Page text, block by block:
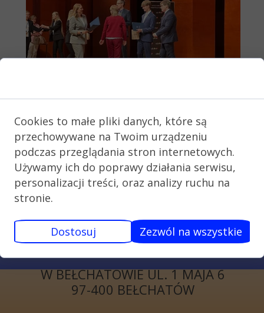
KONTAKT
I LICEUM
OGÓLNOKSZTAŁCĄCE
W BEŁCHATOWIE UL. 1 MAJA 6
97-400 BEŁCHATÓW
Cookies to małe pliki danych, które są
przechowywane na Twoim urządzeniu
podczas przeglądania stron internetowych.
Używamy ich do poprawy działania serwisu,
personalizacji treści, oraz analizy ruchu na
stronie.
Dostosuj Zezwól na wszystkie